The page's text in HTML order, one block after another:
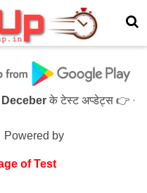
के टेस्ट अप्डेट्स 👉 ◆ करंट
Powered by
of Test